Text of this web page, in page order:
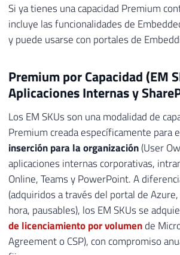
Si ya tienes una capacidad Premium
incluye las funcionalidades de
y puede usarse con portales de
Premium por Capacidad (EM
Aplicaciones Internas y
Los EM SKUs son una modalidad de
Premium creada específicamente para
inserción para la organización(User
aplicaciones internas corporativas,
Online, Teams y PowerPoint. A
(adquiridos a través del portal de
hora, pausables), los EM SKUs se
de licenciamiento por volumende
Agreement o CSP), con compromiso